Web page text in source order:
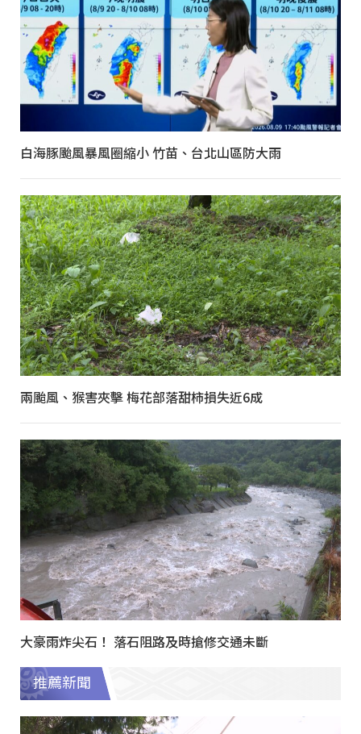
白海豚颱風暴風圈縮小 竹苗、台北山區防大雨
兩颱風、猴害夾擊 梅花部落甜柿損失近6成
大豪雨炸尖石！ 落石阻路及時搶修交通未斷
推薦新聞